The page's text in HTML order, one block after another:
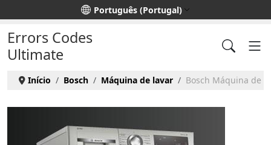
Escolha o seu idioma Português (Portugal)
Errors Codes
Ultimate
Início Bosch Máquina de lavar Bosch Máquina de